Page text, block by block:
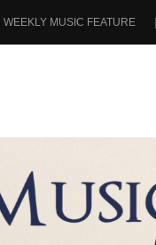
WEEKLY MUSIC FEATURE